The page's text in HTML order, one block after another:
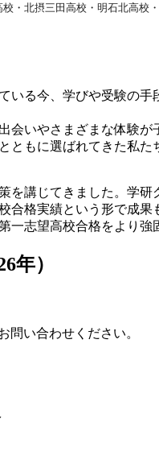
・北摂三田高校・明石北高校
る今、学びや受験の
いやさまざまな体験が
もに選ばれてきた私た
講じてきました。学
格実績という形で成果
志望高校合格をより強
年）
問い合わせください。